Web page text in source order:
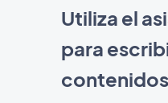
Utiliza el
para